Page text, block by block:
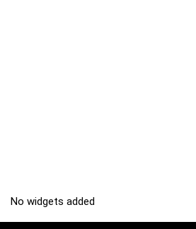
No widgets added